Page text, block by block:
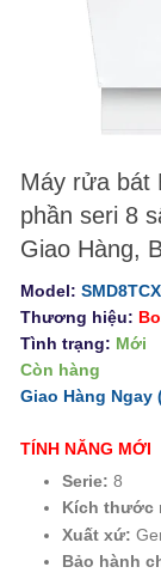
Máy rửa bát
phần seri 8
Giao Hàng,
Model:
Thương hiệu:
Tình trạng: Mới
Còn hàng
Giao Hàng Ngay
TÍNH NĂNG MỚI
Serie: 8
Kích thước
Xuất xứ:
Bảo hành